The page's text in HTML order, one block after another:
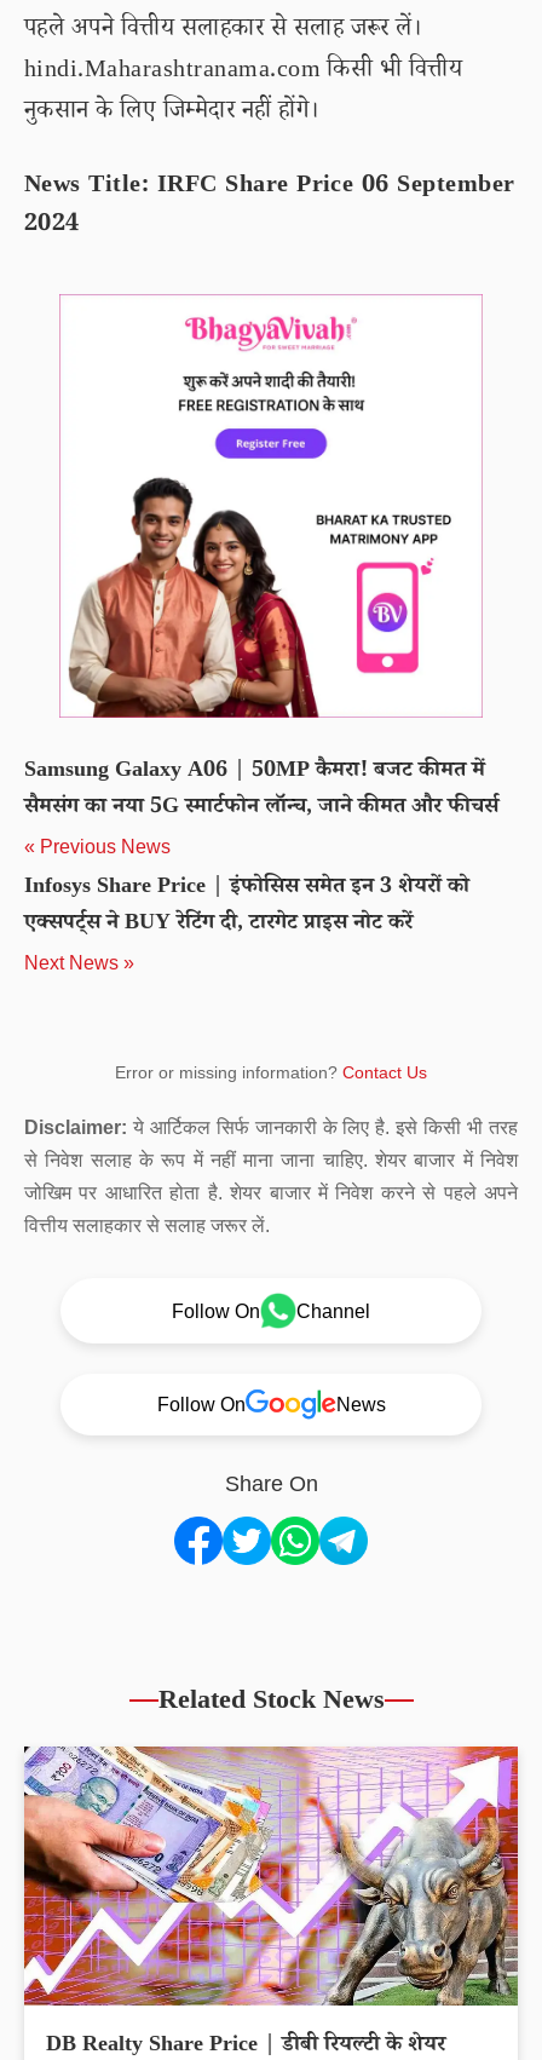
पहले अपने वित्तीय सलाहकार से सलाह जरूर लें।
hindi.Maharashtranama.com किसी भी वित्तीय
नुकसान के लिए जिम्मेदार नहीं होंगे।
News Title: IRFC Share Price 06 September
2024
Samsung Galaxy A06 | 50MP कैमरा! बजट कीमत में
सैमसंग का नया 5G स्मार्टफोन लॉन्च, जाने कीमत और फीचर्स
« Previous News
Infosys Share Price | इंफोसिस समेत इन 3 शेयरों को
एक्सपर्ट्स ने BUY रेटिंग दी, टारगेट प्राइस नोट करें
Next News »
Error or missing information? Contact Us
Disclaimer: ये आर्टिकल सिर्फ जानकारी के लिए है. इसे किसी भी तरह
से निवेश सलाह के रूप में नहीं माना जाना चाहिए. शेयर बाजार में निवेश
जोखिम पर आधारित होता है. शेयर बाजार में निवेश करने से पहले अपने
वित्तीय सलाहकार से सलाह जरूर लें.
Follow On Channel
Follow On News
Share On
Related Stock News
DB Realty Share Price | डीबी रियल्टी के शेयर